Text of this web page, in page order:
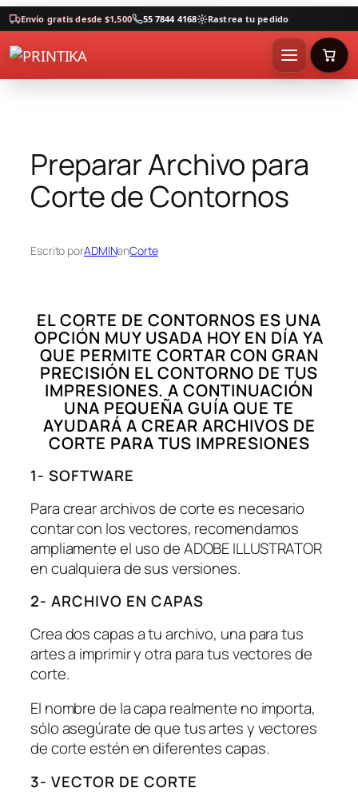
Envío gratis desde $1,500 55 7844 4168 Rastrea tu pedido
Preparar Archivo para
Corte de Contornos
Escrito porADMINenCorte
EL CORTE DE CONTORNOS ES UNA
OPCIÓN MUY USADA HOY EN DÍA YA
QUE PERMITE CORTAR CON GRAN
PRECISIÓN EL CONTORNO DE TUS
IMPRESIONES. A CONTINUACIÓN
UNA PEQUEÑA GUÍA QUE TE
AYUDARÁ A CREAR ARCHIVOS DE
CORTE PARA TUS IMPRESIONES
1- SOFTWARE
Para crear archivos de corte es necesario
contar con los vectores, recomendamos
ampliamente el uso de ADOBE ILLUSTRATOR
en cualquiera de sus versiones.
2- ARCHIVO EN CAPAS
Crea dos capas a tu archivo, una para tus
artes a imprimir y otra para tus vectores de
corte.
El nombre de la capa realmente no importa,
sólo asegúrate de que tus artes y vectores
de corte estén en diferentes capas.
3- VECTOR DE CORTE